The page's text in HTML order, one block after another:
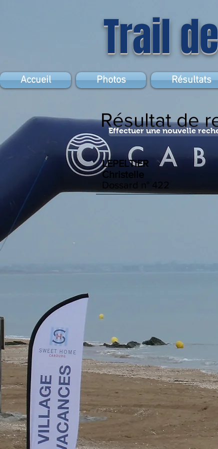
Trail
Accueil Photos Résultats
Résultat de
Effectuer une nouvelle
LEPELTIER
Dossard n°
Christelle
422